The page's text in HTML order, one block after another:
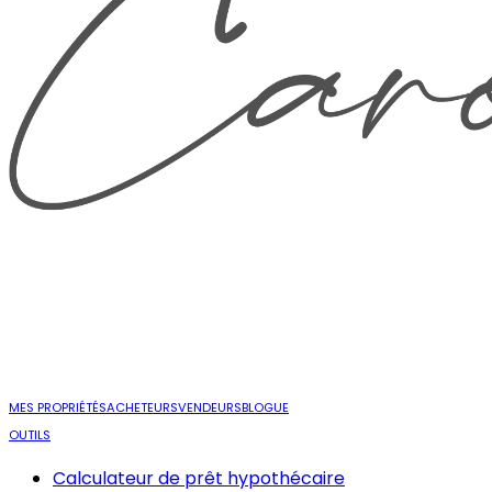
MES PROPRIÉTÉSACHETEURSVENDEURSBLOGUE
OUTILS
Calculateur de prêt hypothécaire